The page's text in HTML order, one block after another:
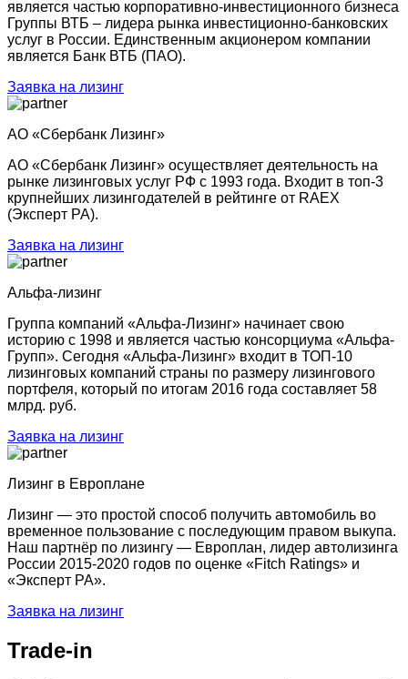
является частью корпоративно-инвестиционного бизнеса
Группы ВТБ – лидера рынка инвестиционно-банковских
услуг в России. Единственным акционером компании
является Банк ВТБ (ПАО).
Заявка на лизинг
АО «Сбербанк Лизинг»
АО «Сбербанк Лизинг» осуществляет деятельность на
рынке лизинговых услуг РФ с 1993 года. Входит в топ-3
крупнейших лизингодателей в рейтинге от RAEX
(Эксперт РА).
Заявка на лизинг
Альфа-лизинг
Группа компаний «Альфа-Лизинг» начинает свою
историю с 1998 и является частью консорциума «Альфа-
Групп». Сегодня «Альфа-Лизинг» входит в ТОП-10
лизинговых компаний страны по размеру лизингового
портфеля, который по итогам 2016 года составляет 58
млрд. руб.
Заявка на лизинг
Лизинг в Европлане
Лизинг — это простой способ получить автомобиль во
временное пользование с последующим правом выкупа.
Наш партнёр по лизингу — Европлан, лидер автолизинга
России 2015-2020 годов по оценке «Fitch Ratings» и
«Эксперт РА».
Заявка на лизинг
Trade-in